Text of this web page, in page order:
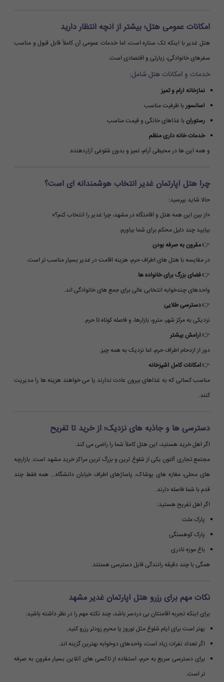
امکانات عمومی هتل؛ بیشتر از آنچه انتظار دارید
هتل غدیر با اینکه تک ستاره است، اما خدمات عمومی آن کاملاً قابل قبول و مناسب
سفرهای خانوادگی، زیارتی و اقتصادی است.
خدمات و امکانات هتل شامل:
نمازخانه آرام و تمیز
آسانسوربا ظرفیت مناسب
رستوران با غذاهای خانگی و قیمت مناسب
خدمات خانه داری منظم
و همه این ها در محیطی آرام، تمیز و بدون شلوغی آزاردهنده.
چرا هتل آپارتمان غدیر انتخاب هوشمندانه ای است؟
حالا شاید بپرسید:
«از بین این همه هتل و اقامتگاه در مشهد، چرا غدیر را انتخاب کنم؟»
بیایید چند دلیل محکم برای شما بیاورم:
👉مقرون به صرفه بودن
در مقایسه با هتل های اطراف حرم، هزینه اقامت در غدیر بسیار مناسب تر است.
👉فضای بزرگ برای خانواده ها
واحدهای چندخوابه انتخابی عالی برای جمع های خانوادگی اند.
👉دسترسی طلایی
نزدیکی به مرکز شهر، مترو، بازارها، و فاصله کوتاه تا حرم.
👉 آرامش بیشتر
دور از ازدحام اطراف حرم، اما نزدیک به همه چیز.
👉امکانات کامل آشپزخانه
مناسب کسانی که به غذاهای بیرون عادت ندارند یا می خواهند هزینه ها را مدیریت
کنند.
دسترسی ها و جاذبه های نزدیک؛ از خرید تا تفریح
اگر اهل خرید هستید، این هتل کاملاً شما را راضی می کند.
مجتمع تجاری آلتون یکی از شلوغ ترین و بزرگ ترین مراکز خرید مشهد است. بازارچه
های محلی، مغازه های پوشاک، پاساژهای اطراف خیابان دانشگاه… همه فقط چند
قدم با شما فاصله دارند.
اگر اهل تفریح هستید:
پارک ملت
پارک کوهسنگی
باغ موزه نادری
همگی با چند دقیقه رانندگی قابل دسترسی هستند.
نکات مهم برای رزرو هتل آپارتمان غدیر مشهد
برای اینکه تجربه اقامتتان بی دردسر باشد، چند نکته مهم را در نظر داشته باشید:
بهتر است برای ایام شلوغ مثل نوروز یا محرم زودتر رزرو کنید.
اگر تعداد نفرات زیاد است، واحدهای دوخوابه بهترین گزینه اند.
برای دسترسی سریع به حرم، استفاده از تاکسی های آنلاین بسیار مقرون به صرفه
تر است.